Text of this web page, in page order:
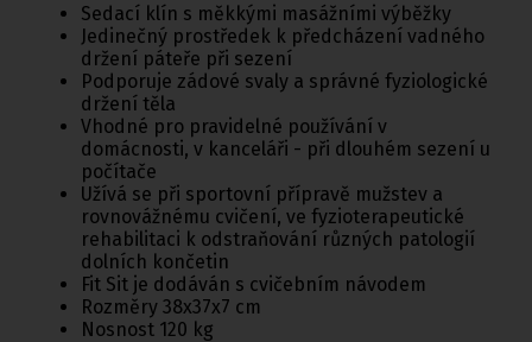
Sedací klín s měkkými masážními výběžky
Jedinečný prostředek k předcházení vadného
držení páteře při sezení
Podporuje zádové svaly a správné fyziologické
držení těla
Vhodné pro pravidelné používání v
domácnosti, v kanceláři - při dlouhém sezení u
počítače
Užívá se při sportovní přípravě mužstev a
rovnovážnému cvičení, ve fyzioterapeutické
rehabilitaci k odstraňování různých patologií
dolních končetin
Fit Sit je dodáván s cvičebním návodem
Rozměry 38x37x7 cm
Nosnost 120 kg